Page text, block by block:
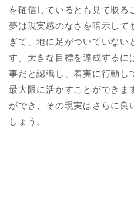
を確信しているとも見て取る
夢は現実感のなさを暗示して
ぎて、地に足がついていない
す。大きな目標を達成するに
事だと認識し、着実に行動し
最大限に活かすことができま
ができ、その現実はさらに良
しょう。